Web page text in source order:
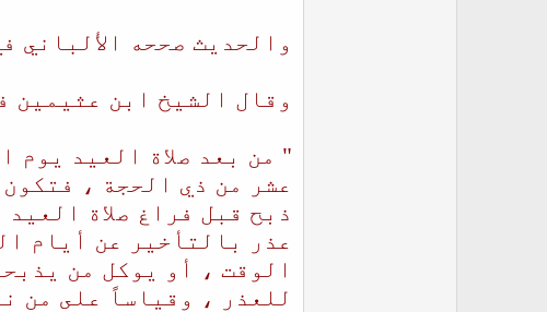
والحديث صححه الألباني في
وقال الشيخ ابن عثيمين
" من بعد صلاة العيد
عشر من ذي الحجة ،
ذبح قبل فراغ صلاة
عذر بالتأخير عن أيام
الوقت ، أو يوكل من
للعذر ، وقياساً على من